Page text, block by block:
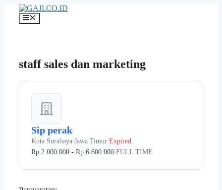
Langsung
Menu
staff sales dan marketing
Sip perak
Kota Surabaya•Jawa Timur•Expired
Rp 2.000.000 - Rp 6.600.000•FULL TIME